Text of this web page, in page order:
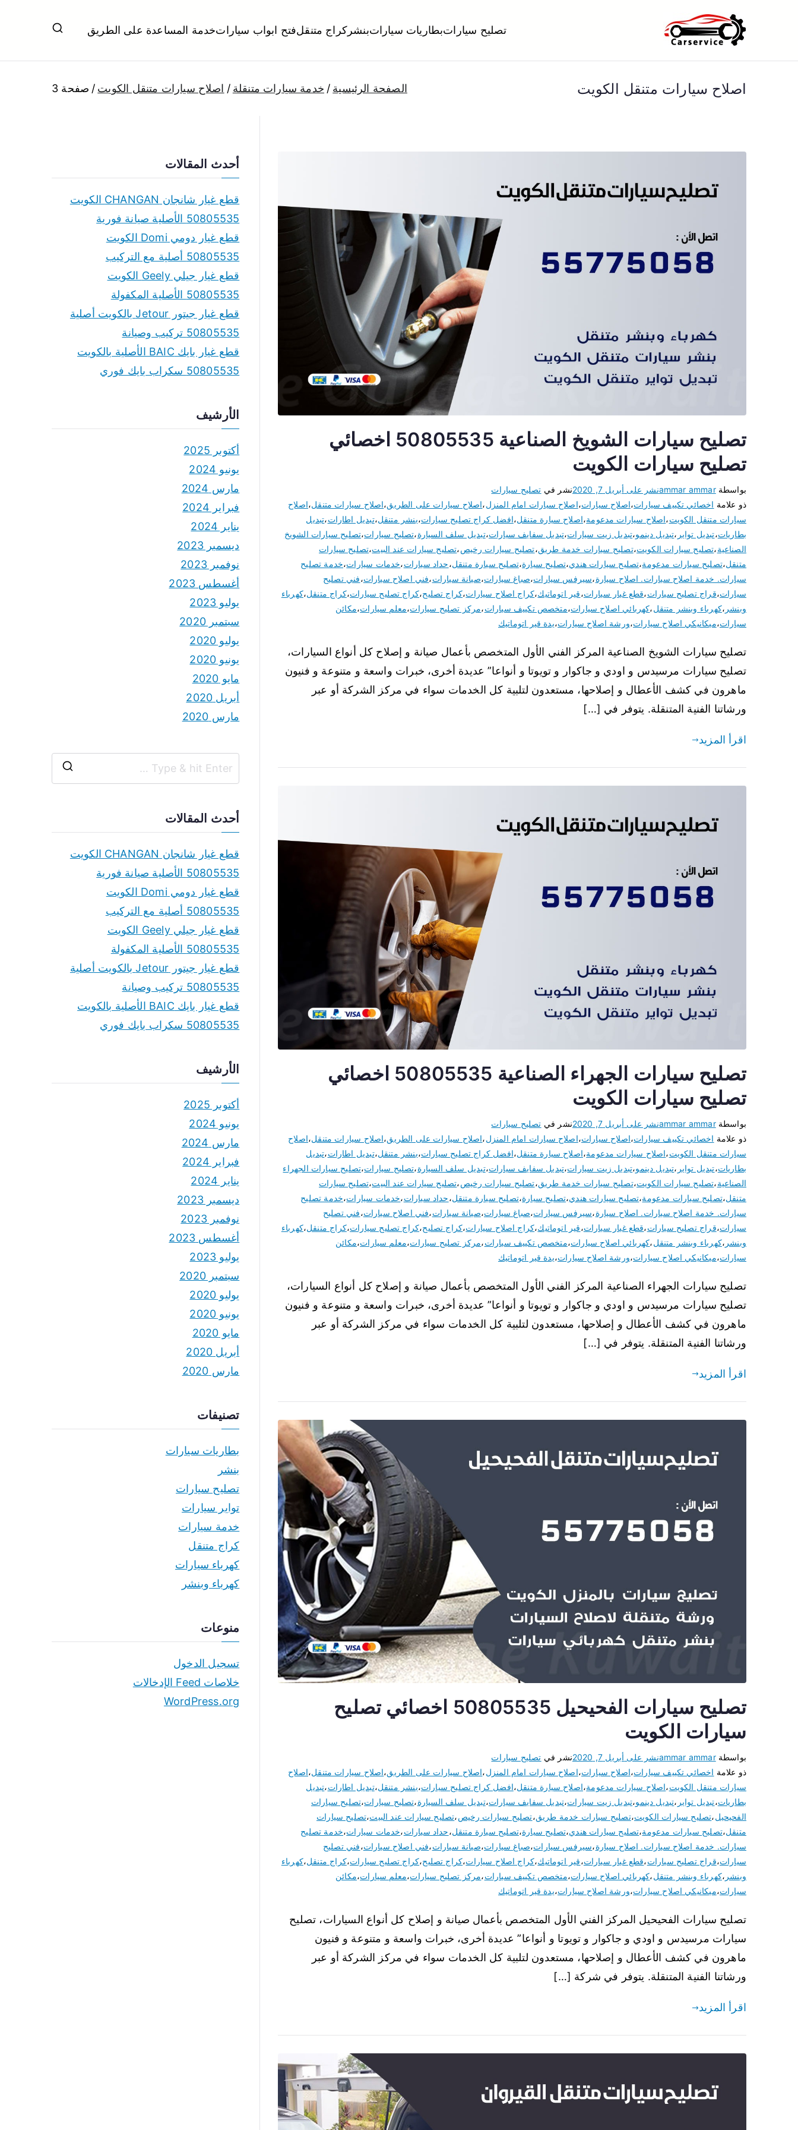
بنشر متنقل الكويت
بنشر متنقل الكويت كهرباء وبنشر تبديل تواير تواير اطارات عجلات تصليح وصيانة سيارات امام المنزل تبديل بطاريات بارخص الاسعار
تصليح سياراتبطاريات سياراتبنشر كراج متنقلفتح ابواب سياراتخدمة المساعدة على الطريق
اصلاح سيارات متنقل الكويت الصفحة الرئيسية خدمة سيارات متنقلة اصلاح سيارات متنقل الكويت صفحة 3
تصليح سيارات الشويخ الصناعية 50805535 اخصائي
تصليح سيارات الكويت
بواسطةammar ammarنشر على أبريل 7, 2020 نشر في تصليح سيارات
ذو علامة اخصائي تكييف سيارات،اصلاح سيارات،اصلاح سيارات امام المنزل،اصلاح سيارات على الطريق،اصلاح سيارات متنقل،اصلاح
سيارات متنقل الكويت،اصلاح سيارات مدعومة،اصلاح سيارة متنقل،افضل كراج تصليح سيارات،بنشر متنقل،تبديل اطارات،تبديل
بطاريات،تبديل تواير ،تبديل دينمو،تبديل زيت سيارات،تبديل سفايف سيارات،تبديل سلف السيارة،تصليح سيارات،تصليح سيارات الشويخ
الصناعية،تصليح سيارات الكويت،تصليح سيارات خدمة طريق،تصليح سيارات رخيص،تصليح سيارات عند البيت،تصليح سيارات
متنقل،تصليح سيارات مدعومة،تصليح سيارات هندي،تصليح سيارة،تصليح سيارة متنقل،حداد سيارات،خدمات سيارات،خدمة تصليح
سيارات. خدمة اصلاح سيارات. اصلاح سيارة،سيرفس سيارات،صباغ سيارات،صيانة سيارات،فني اصلاح سيارات،فني تصليح
سيارات،قراج تصليح سيارات،قطع غيار سيارات،قير اتوماتيك،كراج اصلاح سيارات،كراج تصليح،كراج تصليح سيارات،كراج متنقل،كهرباء
وبنشر ،كهرباء وبنشر متنقل،كهربائي اصلاح سيارات،متخصص تكييف سيارات،مركز تصليح سيارات،معلم سيارات،مكائن
سيارات،ميكانيكي اصلاح سيارات،ورشة اصلاح سيارات،يدة قير اتوماتيك
تصليح سيارات الشويخ الصناعية المركز الفني الأول المتخصص بأعمال صيانة و إصلاح كل أنواع السيارات،
تصليح سيارات مرسيدس و اودي و جاكوار و تويوتا و أنواعا” عديدة أخرى، خبرات واسعة و متنوعة و فنيون
ماهرون في كشف الأعطال و إصلاحها، مستعدون لتلبية كل الخدمات سواء في مركز الشركة أو عبر
ورشاتنا الفنية المتنقلة. يتوفر في […]
اقرأ المزيد
تصليح سيارات الجهراء الصناعية 50805535 اخصائي
تصليح سيارات الكويت
بواسطةammar ammarنشر على أبريل 7, 2020 نشر في تصليح سيارات
ذو علامة اخصائي تكييف سيارات،اصلاح سيارات،اصلاح سيارات امام المنزل،اصلاح سيارات على الطريق،اصلاح سيارات متنقل،اصلاح
سيارات متنقل الكويت،اصلاح سيارات مدعومة،اصلاح سيارة متنقل،افضل كراج تصليح سيارات،بنشر متنقل،تبديل اطارات،تبديل
بطاريات،تبديل تواير ،تبديل دينمو،تبديل زيت سيارات،تبديل سفايف سيارات،تبديل سلف السيارة،تصليح سيارات،تصليح سيارات الجهراء
الصناعية،تصليح سيارات الكويت،تصليح سيارات خدمة طريق،تصليح سيارات رخيص،تصليح سيارات عند البيت،تصليح سيارات
متنقل،تصليح سيارات مدعومة،تصليح سيارات هندي،تصليح سيارة،تصليح سيارة متنقل،حداد سيارات،خدمات سيارات،خدمة تصليح
سيارات. خدمة اصلاح سيارات. اصلاح سيارة،سيرفس سيارات،صباغ سيارات،صيانة سيارات،فني اصلاح سيارات،فني تصليح
سيارات،قراج تصليح سيارات،قطع غيار سيارات،قير اتوماتيك،كراج اصلاح سيارات،كراج تصليح،كراج تصليح سيارات،كراج متنقل،كهرباء
وبنشر ،كهرباء وبنشر متنقل،كهربائي اصلاح سيارات،متخصص تكييف سيارات،مركز تصليح سيارات،معلم سيارات،مكائن
سيارات،ميكانيكي اصلاح سيارات،ورشة اصلاح سيارات،يدة قير اتوماتيك
تصليح سيارات الجهراء الصناعية المركز الفني الأول المتخصص بأعمال صيانة و إصلاح كل أنواع السيارات،
تصليح سيارات مرسيدس و اودي و جاكوار و تويوتا و أنواعا” عديدة أخرى، خبرات واسعة و متنوعة و فنيون
ماهرون في كشف الأعطال و إصلاحها، مستعدون لتلبية كل الخدمات سواء في مركز الشركة أو عبر
ورشاتنا الفنية المتنقلة. يتوفر في […]
اقرأ المزيد
تصليح سيارات الفحيحيل 50805535 اخصائي تصليح
سيارات الكويت
بواسطةammar ammarنشر على أبريل 7, 2020 نشر في تصليح سيارات
ذو علامة اخصائي تكييف سيارات،اصلاح سيارات،اصلاح سيارات امام المنزل،اصلاح سيارات على الطريق،اصلاح سيارات متنقل،اصلاح
سيارات متنقل الكويت،اصلاح سيارات مدعومة،اصلاح سيارة متنقل،افضل كراج تصليح سيارات،بنشر متنقل،تبديل اطارات،تبديل
بطاريات،تبديل تواير ،تبديل دينمو،تبديل زيت سيارات،تبديل سفايف سيارات،تبديل سلف السيارة،تصليح سيارات،تصليح سيارات
الفحيحيل،تصليح سيارات الكويت،تصليح سيارات خدمة طريق،تصليح سيارات رخيص،تصليح سيارات عند البيت،تصليح سيارات
متنقل،تصليح سيارات مدعومة،تصليح سيارات هندي،تصليح سيارة،تصليح سيارة متنقل،حداد سيارات،خدمات سيارات،خدمة تصليح
سيارات. خدمة اصلاح سيارات. اصلاح سيارة،سيرفس سيارات،صباغ سيارات،صيانة سيارات،فني اصلاح سيارات،فني تصليح
سيارات،قراج تصليح سيارات،قطع غيار سيارات،قير اتوماتيك،كراج اصلاح سيارات،كراج تصليح،كراج تصليح سيارات،كراج متنقل،كهرباء
وبنشر ،كهرباء وبنشر متنقل،كهربائي اصلاح سيارات،متخصص تكييف سيارات،مركز تصليح سيارات،معلم سيارات،مكائن
سيارات،ميكانيكي اصلاح سيارات،ورشة اصلاح سيارات،يدة قير اتوماتيك
تصليح سيارات الفحيحيل المركز الفني الأول المتخصص بأعمال صيانة و إصلاح كل أنواع السيارات، تصليح
سيارات مرسيدس و اودي و جاكوار و تويوتا و أنواعا” عديدة أخرى، خبرات واسعة و متنوعة و فنيون
ماهرون في كشف الأعطال و إصلاحها، مستعدون لتلبية كل الخدمات سواء في مركز الشركة أو عبر
ورشاتنا الفنية المتنقلة. يتوفر في شركة […]
اقرأ المزيد
أحدث المقالات
قطع غيار شانجان CHANGAN الكويت
50805535 الأصلية صيانة فورية
قطع غيار دومي Domi الكويت
50805535 أصلية مع التركيب
قطع غيار جيلي Geely الكويت
50805535 الأصلية المكفولة
قطع غيار جيتور Jetour بالكويت أصلية
50805535 تركيب وصيانة
قطع غيار بايك BAIC الأصلية بالكويت
50805535 سكراب بايك فوري
الأرشيف
أكتوبر 2025
يونيو 2024
مارس 2024
فبراير 2024
يناير 2024
ديسمبر 2023
نوفمبر 2023
أغسطس 2023
يوليو 2023
سبتمبر 2020
يوليو 2020
يونيو 2020
مايو 2020
أبريل 2020
مارس 2020
r
أحدث المقالات
قطع غيار شانجان CHANGAN الكويت
50805535 الأصلية صيانة فورية
قطع غيار دومي Domi الكويت
50805535 أصلية مع التركيب
قطع غيار جيلي Geely الكويت
50805535 الأصلية المكفولة
قطع غيار جيتور Jetour بالكويت أصلية
50805535 تركيب وصيانة
قطع غيار بايك BAIC الأصلية بالكويت
50805535 سكراب بايك فوري
الأرشيف
أكتوبر 2025
يونيو 2024
مارس 2024
فبراير 2024
يناير 2024
ديسمبر 2023
نوفمبر 2023
أغسطس 2023
يوليو 2023
سبتمبر 2020
يوليو 2020
يونيو 2020
مايو 2020
أبريل 2020
مارس 2020
تصنيفات
بطاريات سيارات
بنشر
تصليح سيارات
تواير سيارات
خدمة سيارات
كراج متنقل
كهرباء سيارات
كهرباء وبنشر
منوعات
تسجيل الدخول
خلاصات Feed الإدخالات
WordPress.org